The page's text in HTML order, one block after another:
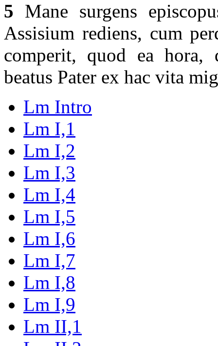
5 Mane surgens
Assisium rediens, cum
comperit, quod ea
beatus Pater ex hac vita
Lm Intro
Lm I,1
Lm I,2
Lm I,3
Lm I,4
Lm I,5
Lm I,6
Lm I,7
Lm I,8
Lm I,9
Lm II,1